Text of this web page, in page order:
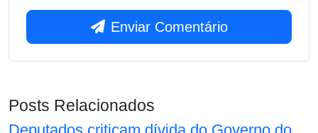
Enviar Comentário
Posts Relacionados